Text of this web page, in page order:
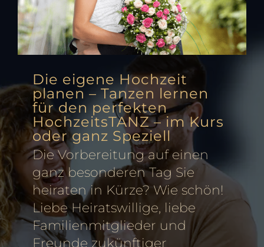
Die eigene Hochzeit
planen – Tanzen lernen
für den perfekten
HochzeitsTANZ – im Kurs
oder ganz Speziell
Die Vorbereitung auf einen
ganz besonderen Tag Sie
heiraten in Kürze? Wie schön!
Liebe Heiratswillige, liebe
Familienmitglieder und
Freunde zukünftiger